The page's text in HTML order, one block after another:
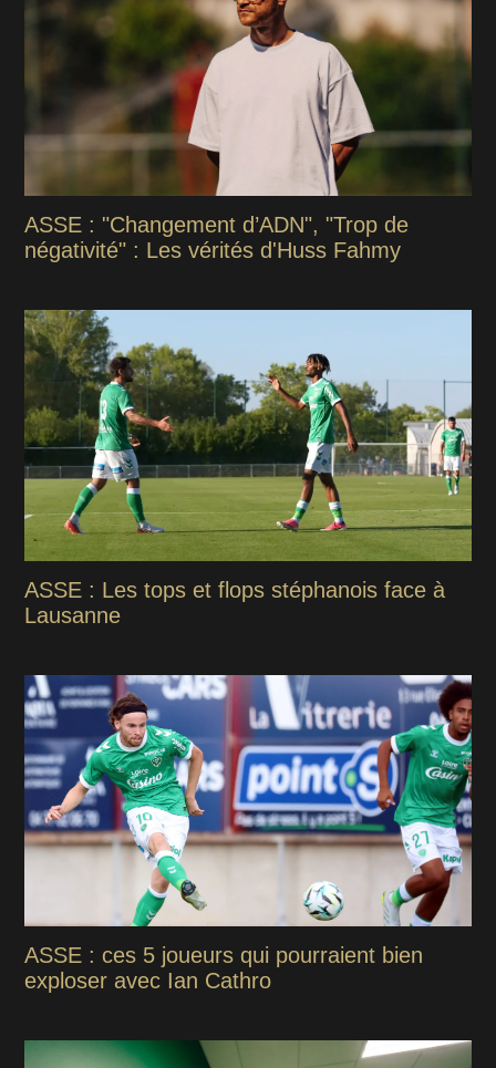
ASSE : "Changement d’ADN", "Trop de
négativité" : Les vérités d'Huss Fahmy
ASSE : Les tops et flops stéphanois face à
Lausanne
ASSE : ces 5 joueurs qui pourraient bien
exploser avec Ian Cathro